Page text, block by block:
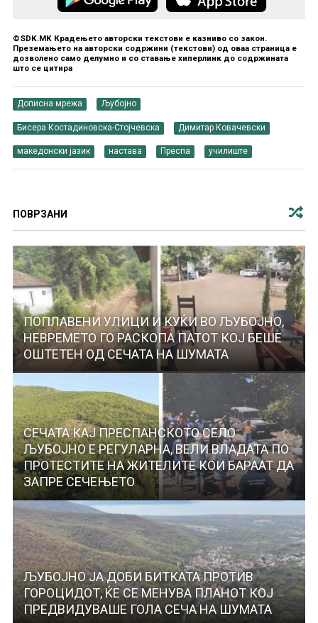
©SDK.MK Крадењето авторски текстови е казниво со закон.
Преземањето на авторски содржини (текстови) од оваа страница е
дозволено само делумно и со ставање хиперлинк до содржината
што се цитира
Дописна мрежа Љубојно
Бисера Костадиновска-Стојчевска Димитар Ковачевски
македонски јазик настава Преспа училиште
ПОВРЗАНИ
ПОПЛАВЕНИ УЛИЦИ И КУЌИ ВО ЉУБОЈНО,
НЕВРЕМЕТО ГО РАСКОПА ПАТОТ КОЈ БЕШЕ
ОШТЕТЕН ОД СЕЧАТА НА ШУМАТА
СЕЧАТА КАЈ ПРЕСПАНСКОТО СЕЛО
ЉУБОЈНО Е РЕГУЛАРНА, ВЕЛИ ВЛАДАТА ПО
ПРОТЕСТИТЕ НА ЖИТЕЛИТЕ КОИ БАРААТ ДА
ЗАПРЕ СЕЧЕЊЕТО
ЉУБОЈНО ЈА ДОБИ БИТКАТА ПРОТИВ
ГОРОЦИДОТ, ЌЕ СЕ МЕНУВА ПЛАНОТ КОЈ
ПРЕДВИДУВАШЕ ГОЛА СЕЧА НА ШУМАТА